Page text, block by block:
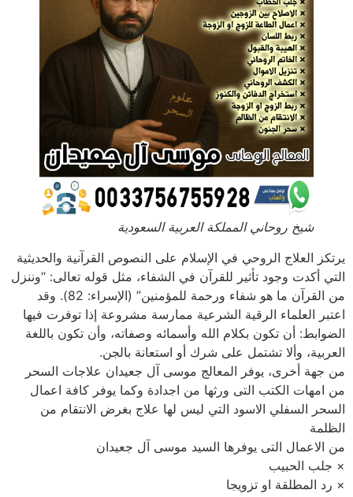
شيخ روحاني المملكة العربية السعودية
يرتكز العلاج الروحي في الإسلام على النصوص القرآنية والحديثية
التي أكدت وجود تأثير للقرآن في الشفاء، مثل قوله تعالى: “وننزل
من القرآن ما هو شفاء ورحمة للمؤمنين” (الإسراء: 82). وقد
اعتبر العلماء الرقية الشرعية ممارسة مشروعة إذا توفرت فيها
الضوابط: أن تكون بكلام الله وأسمائه وصفاته، وأن تكون باللغة
العربية، وألا تشتمل على شرك أو استعانة بالجن.
من جهة أخرى، يوفر المعالج موسى آل جعيدان علاجات السحر
من امهات الكتب التى ورثها من اجدادة وكما يوفر كافة اعمال
السحر السفلي الاسود التي ليس لها علاج بغرض الانتقام من
الظلمة
من الاعمال التى يوفرها السيد موسى آل جعيدان
× جلب الحبيب
× رد المطلقة او تزويجا